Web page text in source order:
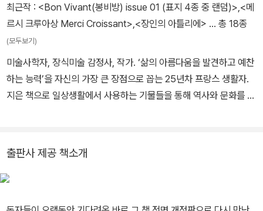
루이 14세는 이렇게 ‘루이 14세‘라는 **국가적 대기업을 만들었
다. 그리고 그 정점에 모든 시스템을 조정하고 결정하는 유일한 인물
로 자신을 세웠던 것이다.
심지어 루이 14세가 집무실에서 업무를 볼 때는 실내화를 빌려 신고
왕의 침실까지 구경할 수 있었다.
최근작 : <Bon Vivant(봉비방) issue 01 (표지 4종 중 랜덤)> <메
르시 크루아상 Merci Croissant> <장인의 아틀리에> … 총 18종
(모두보기)
미술사학자, 장식미술 감정사, 작가. ‘삶의 아름다움을 발견하고 예찬
하는 능력’을 자신의 가장 큰 장점으로 꼽는 25년차 프랑스 생활자.
지은 책으로 일상생활에서 사용하는 기물들을 통해 역사와 문화를 탐
『기억의 의자』, 『오늘의 의자』가 있다. 최근에는 장인들의 아틀리에
를 탐방해 오로지 수작업으로만 작품을 제작하는 장인들을 밀도 있게
출판사 제공 책소개